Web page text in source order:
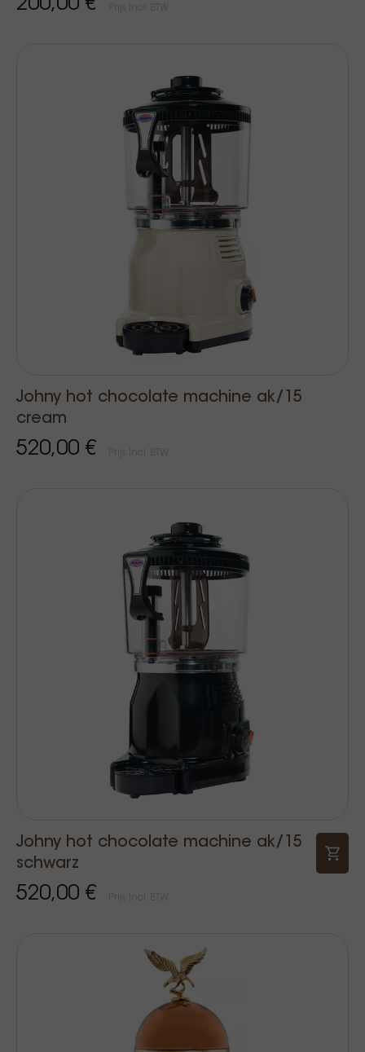
200,00 €
Johny hot chocolate machine ak/15
cream
520,00 €
Johny hot chocolate machine ak/15
schwarz
520,00 €